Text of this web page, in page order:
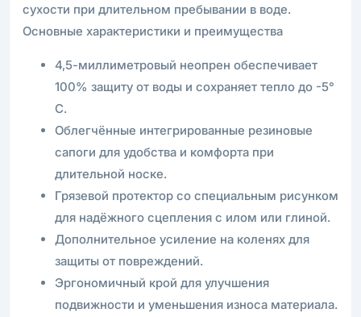
сухости при длительном пребывании в воде.
Основные характеристики и преимущества
4,5-миллиметровый неопрен обеспечивает
100% защиту от воды и сохраняет тепло до -5°
С.
Облегчённые интегрированные резиновые
сапоги для удобства и комфорта при
длительной носке.
Грязевой протектор со специальным рисунком
для надёжного сцепления с илом или глиной.
Дополнительное усиление на коленях для
защиты от повреждений.
Эргономичный крой для улучшения
подвижности и уменьшения износа материала.